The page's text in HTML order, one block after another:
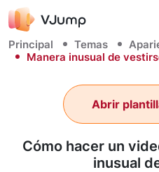
Principal Temas
Manera inusual de
Cómo hacer un
inusual
Abrir